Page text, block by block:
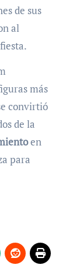
de sus
al
más
convirtió
de la
en
para